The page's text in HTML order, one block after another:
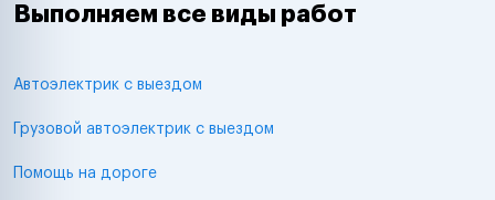
Выполняем все виды работ
Автоэлектрик с выездом
Грузовой автоэлектрик с выездом
Помощь на дороге